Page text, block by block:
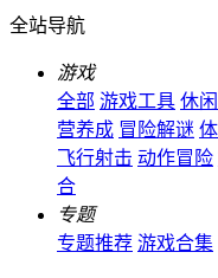
全站导航
游戏
全部 游戏工具 休
营养成 冒险解谜
飞行射击 动作冒险
合
专题
专题推荐 游戏合集